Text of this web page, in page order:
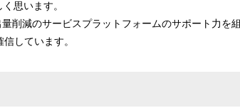
思います。
削減のサービスプラットフォームのサポート力を組
しています。